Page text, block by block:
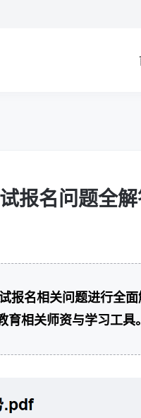
报名问题全
报名相关问题进行全
相关师资与学习工具。